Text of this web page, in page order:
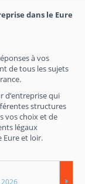
dans le Eure
à vos
de tous les sujets
d’entreprise qui
structures
vos choix et de
légaux
Eure et loir.